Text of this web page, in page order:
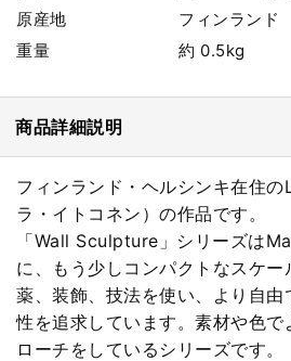
原産地
フィンランド
重量
約 0.5kg
商品詳細説明
フィンランド・ヘルシンキ在住
ラ・イトコネン）の作品です。
「Wall Sculpture」シリーズは
に、もう少しコンパクトなスケー
薬、装飾、技法を使い、より自
性を追求しています。素材や色
ローチをしているシリーズです。